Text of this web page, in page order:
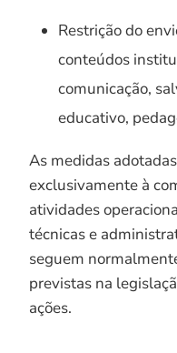
Restrição do
conteúdos
comunicação,
educativo,
As medidas
exclusivamente à
atividades
técnicas e
seguem
previstas na
ações.